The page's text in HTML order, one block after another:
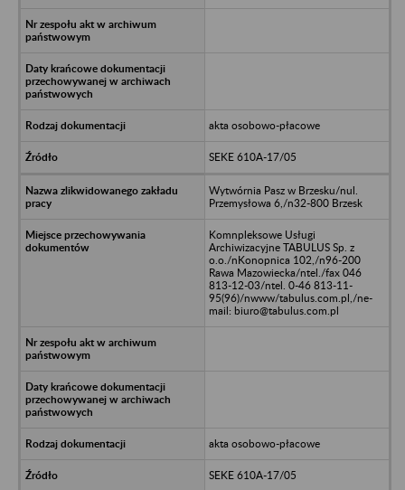
akta osobowo-płacowe
SEKE 610A-17/05
Wytwórnia Pasz w Brzesku/nul.
Przemysłowa 6,/n32-800 Brzesk
Komnpleksowe Usługi
Archiwizacyjne TABULUS Sp. z
o.o./nKonopnica 102,/n96-200
Rawa Mazowiecka/ntel./fax 046
813-12-03/ntel. 0-46 813-11-
95(96)/nwww/tabulus.com.pl,/ne-
mail: biuro@tabulus.com.pl
akta osobowo-płacowe
SEKE 610A-17/05